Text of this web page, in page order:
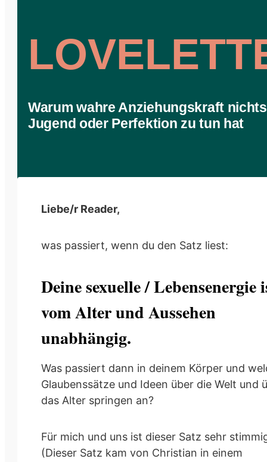
Warum wahre Anziehungskraft
Jugend oder Perfektion zu tun hat
Liebe/r Reader,
was passiert, wenn du den Satz liest:
Deine sexuelle / Lebensenergie
vom Alter und Aussehen
unabhängig.
Was passiert dann in deinem Körper und
Glaubenssätze und Ideen über die Welt und
das Alter springen an?
Für mich und uns ist dieser Satz sehr
(Dieser Satz kam von Christian in einem